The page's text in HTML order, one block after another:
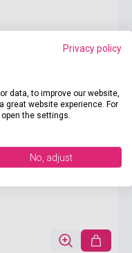
Privacy policy
data, to improve our website,
great website experience. For
the settings.
No, adjust